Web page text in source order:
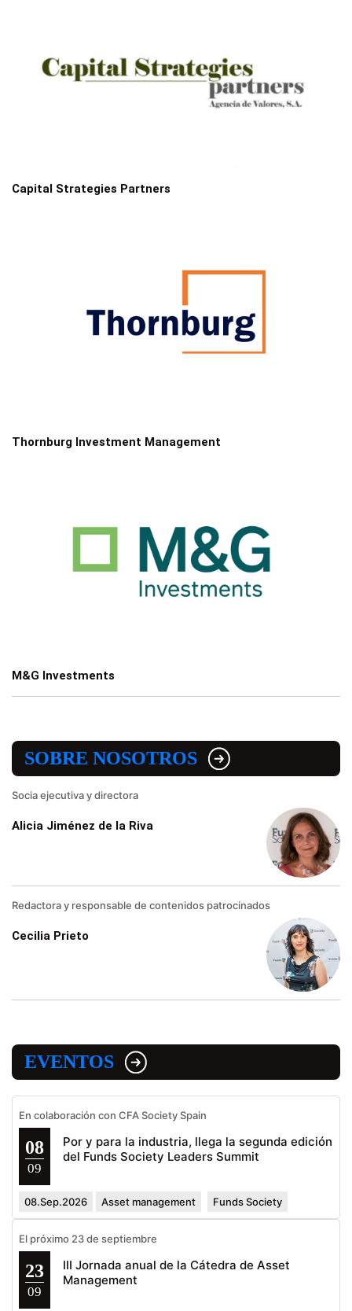
Capital Strategies Partners
Thornburg Investment Management
M&G Investments
SOBRE NOSOTROS
Socia ejecutiva y directora
Alicia Jiménez de la Riva
Redactora y responsable de contenidos patrocinados
Cecilia Prieto
EVENTOS
En colaboración con CFA Society Spain
08
09
Por y para la industria, llega la segunda edición
del Funds Society Leaders Summit
08.Sep.2026 Asset management Funds Society
El próximo 23 de septiembre
23
09
III Jornada anual de la Cátedra de Asset
Management